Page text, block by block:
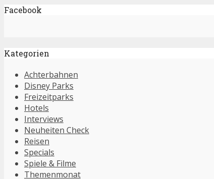
Facebook
Kategorien
Achterbahnen
Disney Parks
Freizeitparks
Hotels
Interviews
Neuheiten Check
Reisen
Specials
Spiele & Filme
Themenmonat